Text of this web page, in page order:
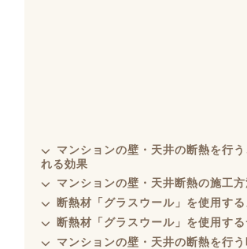
マンションの壁・天井の断熱を行
れる効果
マンションの壁・天井断熱の施工方
断熱材「グラスウール」を使用する
断熱材「グラスウール」を使用する
マンションの壁・天井の断熱を行